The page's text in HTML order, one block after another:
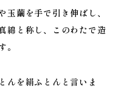
繭を手で引き伸ばし、
綿と称し、このわたで造
んを絹ふとんと言いま